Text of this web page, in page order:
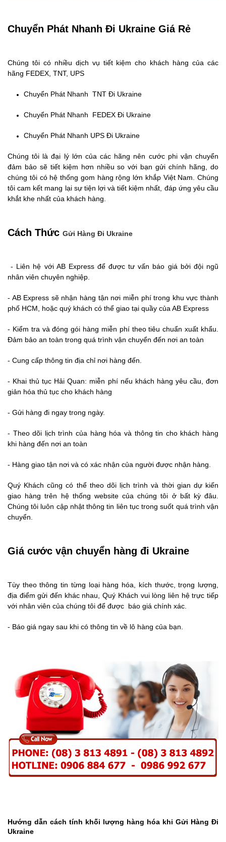
Chuyển Phát Nhanh Đi Ukraine Giá Rẻ
Chúng tôi có nhiều dịch vụ tiết kiệm cho khách hàng của các
hãng FEDEX, TNT, UPS
Chuyển Phát Nhanh TNT Đi Ukraine
Chuyển Phát Nhanh FEDEX Đi Ukraine
Chuyển Phát Nhanh UPS Đi Ukraine
Chúng tôi là đại lý lớn của các hãng nên cước phi vận chuyển
đảm bảo sẽ tiết kiệm hơn nhiều so với bạn gửi chính hãng, do
chúng tôi có hệ thống gom hàng rộng lớn khắp Việt Nam. Chúng
tôi cam kết mang lại sự tiện lợi và tiết kiệm nhất, đáp ứng yêu cầu
khắt khe nhất của khách hàng.
Cách Thức Gửi Hàng Đi Ukraine
- Liên hệ với AB Express để được tư vấn báo giá bởi đội ngũ
nhân viên chuyên nghiệp.
- AB Express sẽ nhận hàng tận nơi miễn phí trong khu vực thành
phố HCM, hoặc quý khách có thể giao tại quầy của AB Express
- Kiểm tra và đóng gói hàng miễn phí theo tiêu chuẩn xuất khẩu.
Đảm bảo an toàn trong quá trình vận chuyển đến nơi an toàn
- Cung cấp thông tin địa chỉ nơi hàng đến.
- Khai thủ tục Hải Quan: miễn phí nếu khách hàng yêu cầu, đơn
giản hóa thủ tục cho khách hàng
- Gửi hàng đi ngay trong ngày.
- Theo dõi lịch trình của hàng hóa và thông tin cho khách hàng
khi hàng đến nơi an toàn
- Hàng giao tận nơi và có xác nhận của người được nhận hàng.
Quý Khách cũng có thể theo dõi lịch trình và thời gian dự kiến
giao hàng trên hệ thống website của chúng tôi ở bất kỳ đâu.
Chúng tôi luôn cập nhật thông tin liên tục trong suốt quá trình vận
chuyển.
Giá cước vận chuyển hàng đi Ukraine
Tùy theo thông tin từng loại hàng hóa, kích thước, trọng lượng,
địa điểm gửi đến khác nhau, Quý Khách vui lòng liên hệ trực tiếp
với nhân viên của chúng tôi để được báo giá chính xác.
- Báo giá ngay sau khi có thông tin về lô hàng của bạn.
Hướng dẫn cách tính khối lượng hàng hóa khi Gửi Hàng Đi
Ukraine